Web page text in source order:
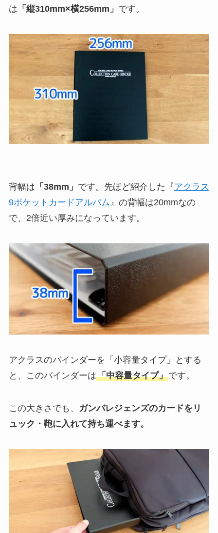
は 「縦310mm×横256mm」 です。
背幅は 「38mm」 です。先ほど紹介した『アクラス
9ポケットカードアルバム 』の背幅は20mmなの
で、2倍近い厚みになっています。
アクラスのバインダーを「小容量タイプ」とする
と、このバインダーは「中容量タイプ」です。
この大きさでも、
ガンバレジェンズのカードをリ
ュック・鞄に入れて持ち運べます。